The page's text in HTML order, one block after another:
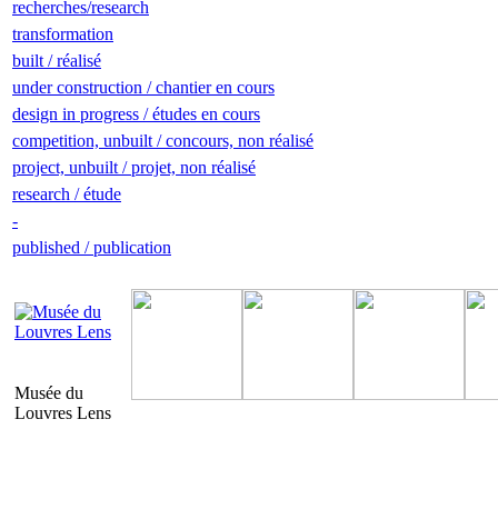
recherches/research
transformation
built / réalisé
under construction / chantier en cours
design in progress / études en cours
competition, unbuilt / concours, non réalisé
project, unbuilt / projet, non réalisé
research / étude
-
published / publication
Musée du
Louvres Lens